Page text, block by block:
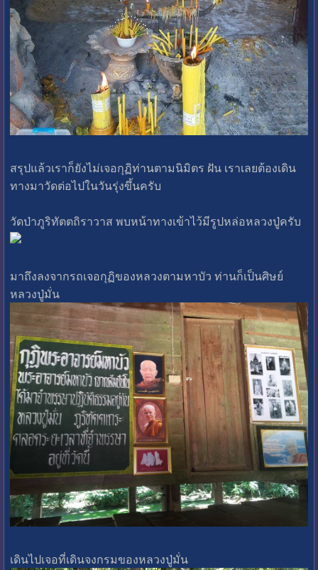
สรุปแล้วเราก็ยังไม่เจอกุฏิท่านตามนิมิตร ฝัน เราเลยต้องเดิน
ทางมาวัดต่อไปในวันรุ่งขึ้นครับ
วัดป่าภูริทัตตถิราวาส พบหน้าทางเข้าไว้มีรูปหล่อหลวงปู่ครับ
มาถึงลงจากรถเจอกุฏิของหลวงตามหาบัว ท่านก็เป็นศิษย์
หลวงปู่มั่น
เดินไปเจอที่เดินจงกรมของหลวงปู่มั่น